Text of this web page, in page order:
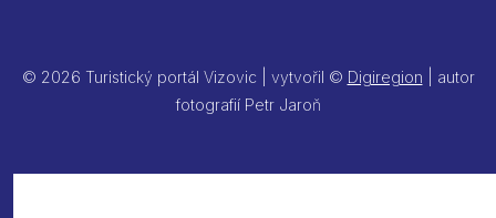
© 2026 Turistický portál Vizovic | vytvořil © Digiregion | autor
fotografií Petr Jaroň